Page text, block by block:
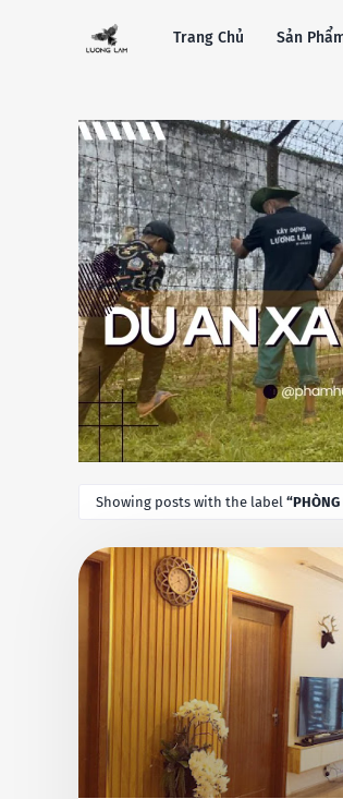
Trang Chủ Sản
Showing posts with the label PHÒNG